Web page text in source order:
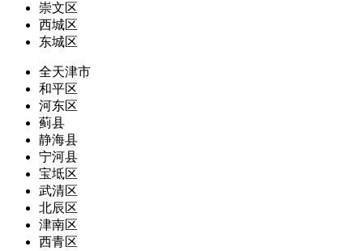
崇文区
西城区
东城区
全天津市
和平区
河东区
蓟县
静海县
宁河县
宝坻区
武清区
北辰区
津南区
西青区